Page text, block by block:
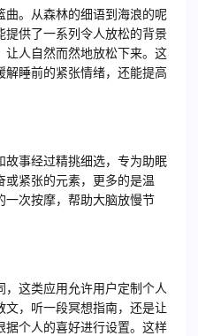
曲。从森林的细语到海浪的呢
提供了一系列令人放松的背景
让人自然而然地放松下来。这
睡前的紧张情绪，还能提高
故事经过精挑细选，专为助眠
或紧张的元素，更多的是温
一次按摩，帮助大脑放慢节
这类应用允许用户定制个人
文，听一段冥想指南，还是让
据个人的喜好进行设置。这样